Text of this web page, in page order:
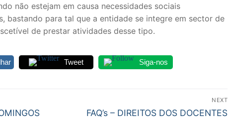
não estejam em causa necessidades sociais
bastando para tal que a entidade se integre em sector de
de prestar atividades desse tipo.
Tweet Siga-nos
NEXT
Next
FAQ’s – DIREITOS DOS DOCENTES